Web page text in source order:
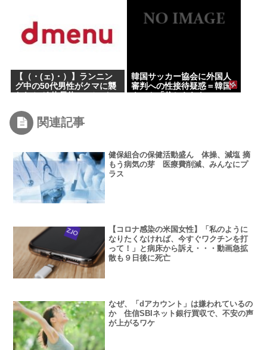
【（・(ェ)・）】ランニン
グ中の50代男性がクマに襲
をかまれる 岐阜・高山市
韓国サッカー協会に外国人
審判への性接待疑惑＝韓国
関連記事
健保組合の保健活動盛ん 体操、減塩 摘
もう病気の芽 医療費削減、みんなにプ
ラス
【コロナ感染の米国女性】「私のように
なりたくなければ、今すぐワクチンを打
って！」と病床から訴え・・・動画急拡
散も９日後に死亡
なぜ、「dアカウント」は嫌われているの
か 住信SBIネット銀行買収で、不安の声
が上がるワケ